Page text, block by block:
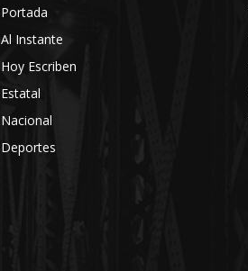
Portada
Al Instante
Hoy Escriben
Estatal
Nacional
Deportes